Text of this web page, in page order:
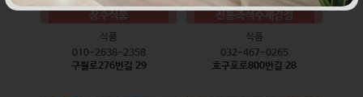
장수식품
식품
010-2638-2358
구월로276번길 29
전통즉석수제강정
식품
032-467-0265
호구포로800번길 28